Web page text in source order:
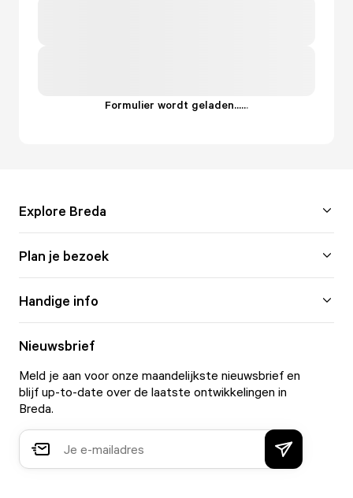
Formulier wordt geladen......
Explore Breda
Plan je bezoek
Handige info
Nieuwsbrief
Meld je aan voor onze maandelijkste nieuwsbrief en
blijf up-to-date over de laatste ontwikkelingen in
Breda.